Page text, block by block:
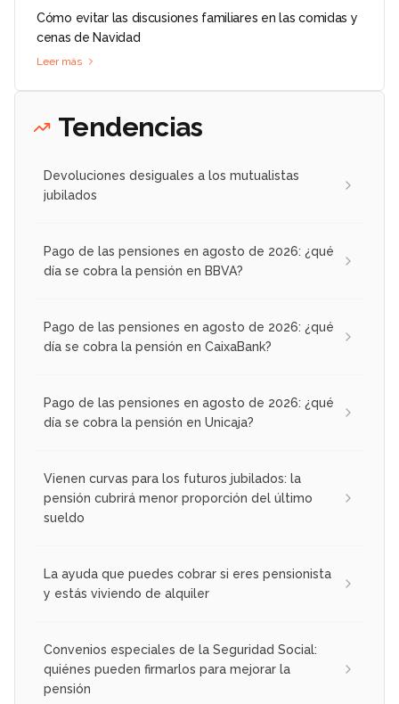
Cómo evitar las discusiones familiares en las comidas y
cenas de Navidad
Leer más
Tendencias
Devoluciones desiguales a los mutualistas
jubilados
Pago de las pensiones en agosto de 2026: ¿qué
día se cobra la pensión en BBVA?
Pago de las pensiones en agosto de 2026: ¿qué
día se cobra la pensión en CaixaBank?
Pago de las pensiones en agosto de 2026: ¿qué
día se cobra la pensión en Unicaja?
Vienen curvas para los futuros jubilados: la
pensión cubrirá menor proporción del último
sueldo
La ayuda que puedes cobrar si eres pensionista
y estás viviendo de alquiler
Convenios especiales de la Seguridad Social:
quiénes pueden firmarlos para mejorar la
pensión